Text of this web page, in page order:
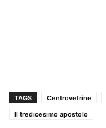
TAGS Centrovetrine
Il tredicesimo apostolo